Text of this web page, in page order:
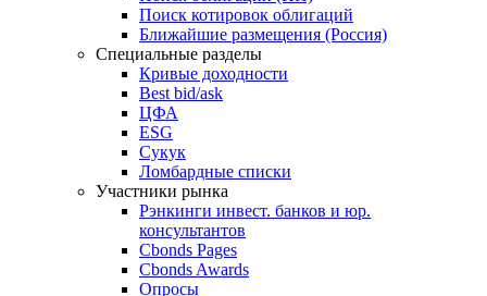
Облигации
Поиски
Поиск облигаций & Карты рынка
Поиск облигаций (ИИ)
Поиск котировок облигаций
Ближайшие размещения (Россия)
Специальные разделы
Кривые доходности
Best bid/ask
ЦФА
ESG
Сукук
Ломбардные списки
Участники рынка
Рэнкинги инвест. банков и юр.